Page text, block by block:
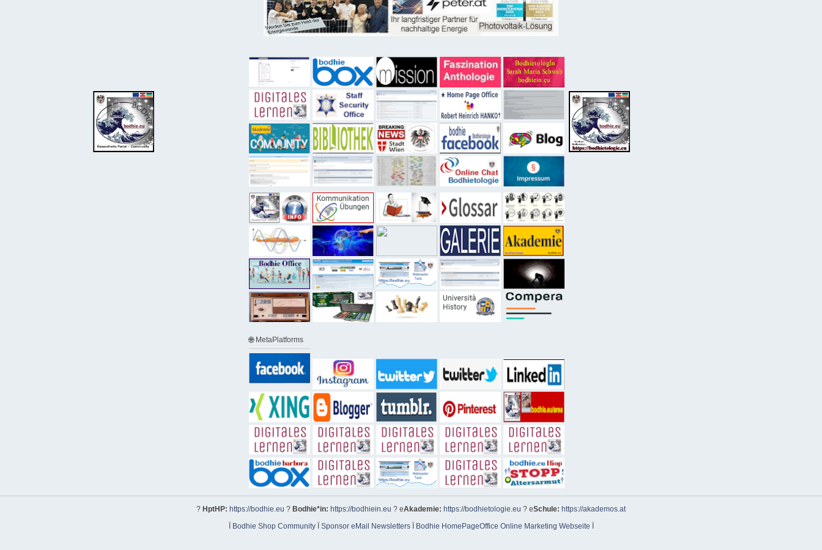
🌐 MetaPlatforms
? HptHP: https://bodhie.eu ? Bodhie*in: https://bodhiein.eu ? eAkademie: https://bodhietologie.eu ? eSchule: https://akademos.at
Bodhie Shop CommunityÏ Sponsor eMail NewslettersÏ Bodhie HomePageOffice Online Marketing Webseite